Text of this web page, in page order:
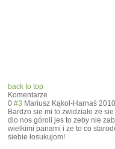
back to top
Komentarze
0 #3 Mariusz Kąkol-Harnaś
Bardzo sie mi to zwidziało ze
dlo nos góroli jes to zeby nie
wielkimi panami i ze to co
siebie łosukujom!